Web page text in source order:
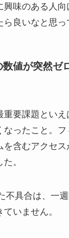
興味のある人
良いなと思っ
値が突然ゼ
重要課題とい
なったこと。
を含むアクセ
。
不具合は、一
いません。